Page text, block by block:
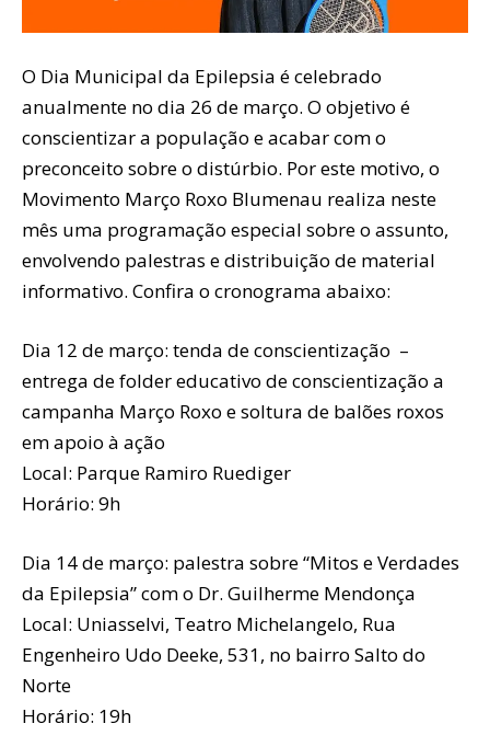
O Dia Municipal da Epilepsia é celebrado
anualmente no dia 26 de março. O objetivo é
conscientizar a população e acabar com o
preconceito sobre o distúrbio. Por este motivo, o
Movimento Março Roxo Blumenau realiza neste
mês uma programação especial sobre o assunto,
envolvendo palestras e distribuição de material
informativo. Confira o cronograma abaixo:
Dia 12 de março: tenda de conscientização –
entrega de folder educativo de conscientização a
campanha Março Roxo e soltura de balões roxos
em apoio à ação
Local: Parque Ramiro Ruediger
Horário: 9h
Dia 14 de março: palestra sobre “Mitos e Verdades
da Epilepsia” com o Dr. Guilherme Mendonça
Local: Uniasselvi, Teatro Michelangelo, Rua
Engenheiro Udo Deeke, 531, no bairro Salto do
Norte
Horário: 19h